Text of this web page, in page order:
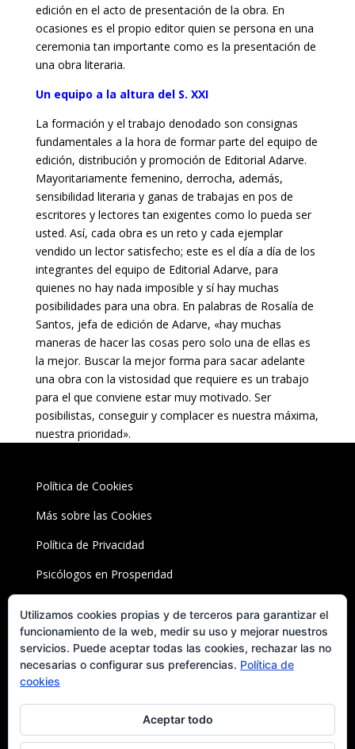
edición en el acto de presentación de la obra. En
ocasiones es el propio editor quien se persona en una
ceremonia tan importante como es la presentación de
una obra literaria.
Un equipo a la altura del S. XXI
La formación y el trabajo denodado son consignas
fundamentales a la hora de formar parte del equipo de
edición, distribución y promoción de Editorial Adarve.
Mayoritariamente femenino, derrocha, además,
sensibilidad literaria y ganas de trabajas en pos de
escritores y lectores tan exigentes como lo pueda ser
usted. Así, cada obra es un reto y cada ejemplar
vendido un lector satisfecho; este es el día a día de los
integrantes del equipo de Editorial Adarve, para
quienes no hay nada imposible y sí hay muchas
posibilidades para una obra. En palabras de Rosalía de
Santos, jefa de edición de Adarve, «hay muchas
maneras de hacer las cosas pero solo una de ellas es
la mejor. Buscar la mejor forma para sacar adelante
una obra con la vistosidad que requiere es un trabajo
para el que conviene estar muy motivado. Ser
posibilistas, conseguir y complacer es nuestra máxima,
nuestra prioridad».
Política de Cookies
Más sobre las Cookies
Política de Privacidad
Psicólogos en Prosperidad
BEST ELEGANT TEMPLATES FOR ELEMENTOR
Utilizamos cookies propias y de terceros para garantizar el
funcionamiento de la web, medir su uso y mejorar nuestros
servicios. Puede aceptar todas las cookies, rechazar las no
necesarias o configurar sus preferencias. Política de
cookies
Aceptar todo